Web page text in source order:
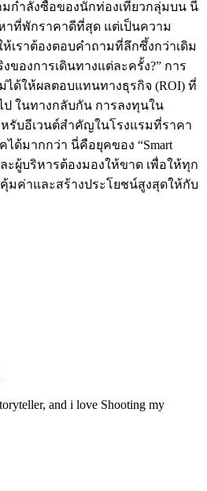
กำลังซื้อของนักท่องเที่ยวกลุ่มบน นี่
าที่พักราคาดีที่สุด แต่เป็นความ
เราต้องตอบคำถามที่ลึกซึ้งกว่าเดิม
องการเดินทางแต่ละครั้ง?” การ
ได้ให้ผลตอบแทนทางธุรกิจ (ROI) ที่
ป ในทางกลับกัน การลงทุนใน
รับอีเวนต์สำคัญในโรงแรมที่ราคา
ด้มากกว่า นี่คือยุคของ “Smart
ะผู้บริหารต้องมองให้ขาด เพื่อให้ทุก
มค่าและสร้างประโยชน์สูงสุดให้กับ
and i love Shooting my